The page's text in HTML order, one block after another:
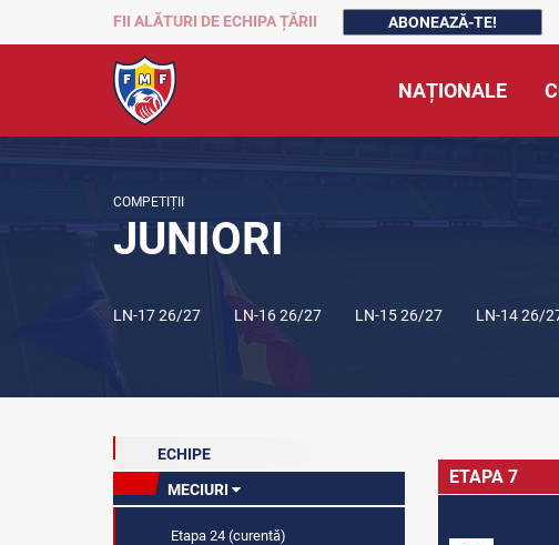
FII ALĂTURI DE ECHIPA ȚĂRII ABONEAZĂ-TE!
NAȚIONALE
COMPETIȚII
JUNIORI
LN-17 26/27 LN-16 26/27 LN-15 26/27 LN-14 26/
ECHIPE
MECIURI
Etapa 24 (curentă)
ETAPA 7